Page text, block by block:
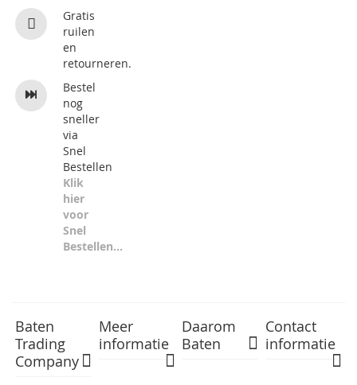
Gratis
ruilen
en
retourneren.
Bestel
nog
sneller
via
Snel
Bestellen
Klik
hier
voor
Snel
Bestellen...
Baten
Trading
Company
Meer
informatie
Daarom
Baten
Contact
informatie